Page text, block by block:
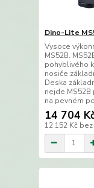
Dino-Lite
Vysoce
MS52B.
pohyblivého
nosiče
Deska
nejde
na pevném
14 704
12 152 Kč bez